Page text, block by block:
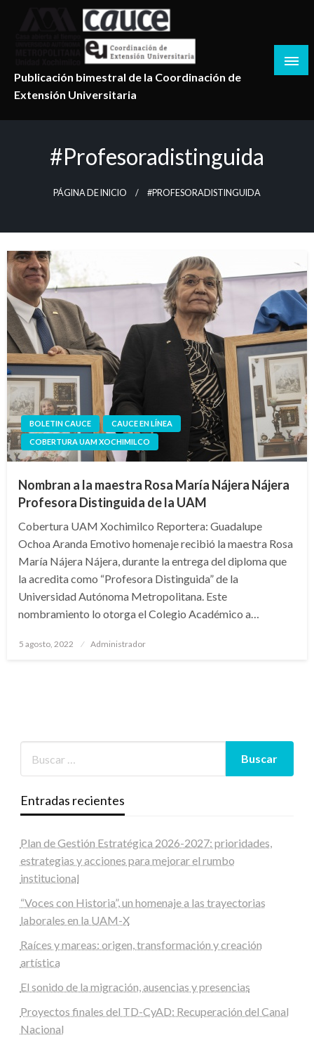
Publicación bimestral de la Coordinación de
Extensión Universitaria
#profesoradistinguida
PÁGINA DE INICIO #PROFESORADISTINGUIDA
BOLETIN CAUCE
CAUCE EN LÍNEA
COBERTURA UAM XOCHIMILCO
Nombran a la maestra Rosa María Nájera Nájera
Profesora Distinguida de la UAM
Cobertura UAM Xochimilco Reportera: Guadalupe
Ochoa Aranda Emotivo homenaje recibió la maestra Rosa
María Nájera Nájera, durante la entrega del diploma que
la acredita como “Profesora Distinguida” de la
Universidad Autónoma Metropolitana. Este
nombramiento lo otorga el Colegio Académico a…
Publicado
5 agosto, 2022 Administrador
Entradas recientes
Plan de Gestión Estratégica 2026-2027: prioridades,
estrategias y acciones para mejorar el rumbo
institucional
“Voces con Historia”, un homenaje a las trayectorias
laborales en la UAM-X
Raíces y mareas: origen, transformación y creación
artística
El sonido de la migración, ausencias y presencias
Proyectos finales del TD-CyAD: Recuperación del Canal
Nacional